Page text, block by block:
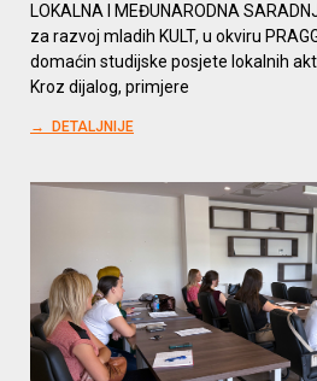
LOKALNA I MEĐUNARODNA
za razvoj mladih KULT, u okviru
domaćin studijske posjete lokalnih
Kroz dijalog, primjere
→ DETALJNIJE